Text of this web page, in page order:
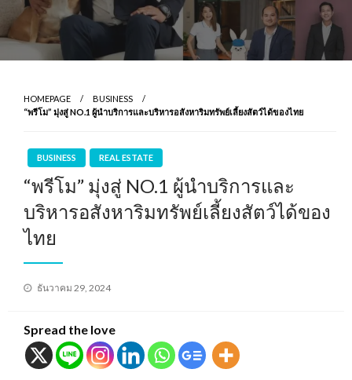
HOMEPAGE
BUSINESS
“พรีโม” มุ่งสู่ NO.1 ผู้นำบริการและบริหารอสังหาริมทรัพย์เลี้ยงสัตว์ได้ของไทย
BUSINESS REAL ESTATE
“พรีโม” มุ่งสู่ NO.1 ผู้นำบริการและ
บริหารอสังหาริมทรัพย์เลี้ยงสัตว์ได้ของ
ไทย
Posted
ธันวาคม 29, 2024
Spread the love